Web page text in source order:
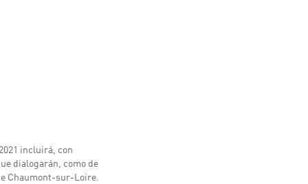
incluirá, con
dialogarán, como de
Chaumont-sur-Loire.